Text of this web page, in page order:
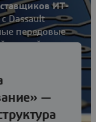
ИТ-
Dassault
передовые
опыт
—